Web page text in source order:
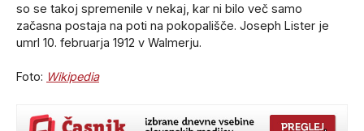
so se takoj spremenile v nekaj, kar ni bilo več samo
začasna postaja na poti na pokopališče. Joseph Lister je
umrl 10. februarja 1912 v Walmerju.
Foto: Wikipedia